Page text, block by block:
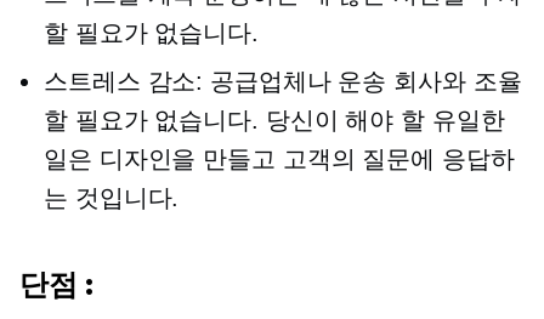
할 필요가 없습니다.
스트레스 감소: 공급업체나 운송 회사와 조율
할 필요가 없습니다. 당신이 해야 할 유일한
일은 디자인을 만들고 고객의 질문에 응답하
는 것입니다.
단점 :